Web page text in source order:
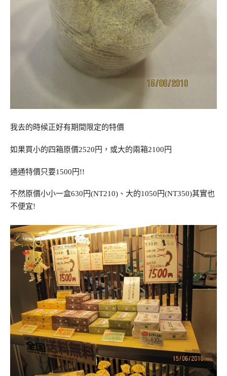
我去的時候正好有期間限定的特價
如果買小的四箱原價2520円，或大的兩箱2100円
通通特價只要1500円!!
不然原價小小一盒630円(NT210)、大的1050円(NT350)其實也
不便宜!